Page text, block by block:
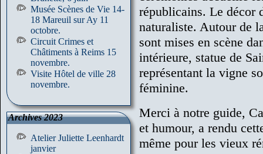
Musée Scènes de Vie 14-
18 Mareuil sur Ay 11
octobre.
Circuit Crimes et
Châtiments à Reims 15
novembre.
Visite Hôtel de ville 28
novembre.
Archives 2023
Atelier Juliette Leenhardt
janvier
républicains. Le décor
naturaliste. Autour de
sont mises en scène
intérieure, statue de
représentant la vigne
féminine.
Merci à notre guide,
et humour, a rendu
même pour les vieux